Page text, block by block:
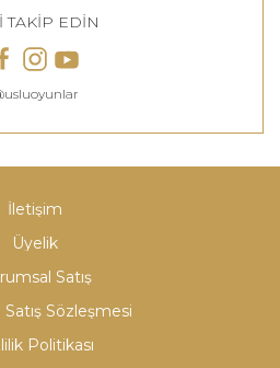
TAKİP EDİN
İletişim
Üyelik
Satış
Sözleşmesi
Politikası